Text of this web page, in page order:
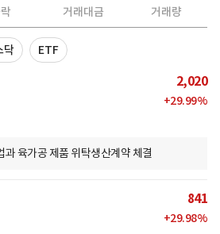
거래대금 거래량
닥 ETF
2,020
+29.99%
과 육가공 제품 위탁생산계약 체결
841
+29.98%